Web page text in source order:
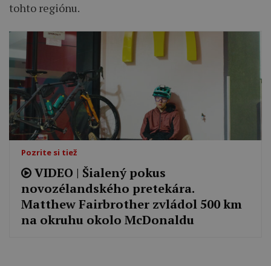
tohto regiónu.
Pozrite si tiež
VIDEO | Šialený pokus
novozélandského pretekára.
Matthew Fairbrother zvládol 500 km
na okruhu okolo McDonaldu